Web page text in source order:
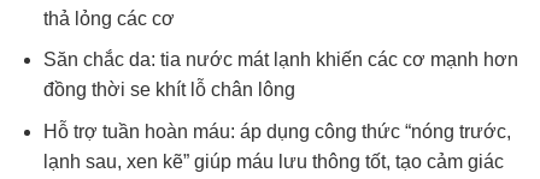
thả lỏng các cơ
Săn chắc da: tia nước mát lạnh khiến các cơ mạnh hơn
đồng thời se khít lỗ chân lông
Hỗ trợ tuần hoàn máu: áp dụng công thức “nóng trước,
lạnh sau, xen kẽ” giúp máu lưu thông tốt, tạo cảm giác